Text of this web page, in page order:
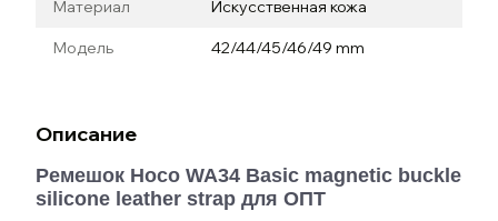
Материал Искусственная кожа
Модель 42/44/45/46/49 mm
Описание
Ремешок Hoco WA34 Basic magnetic buckle
silicone leather strap для ОПТ